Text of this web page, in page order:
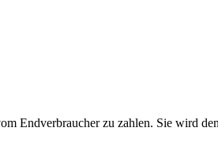
Endverbraucher zu zahlen. Sie wird